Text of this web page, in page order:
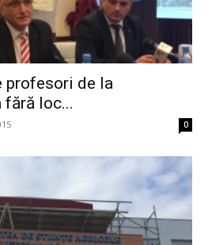
profesori de la
loc...
0